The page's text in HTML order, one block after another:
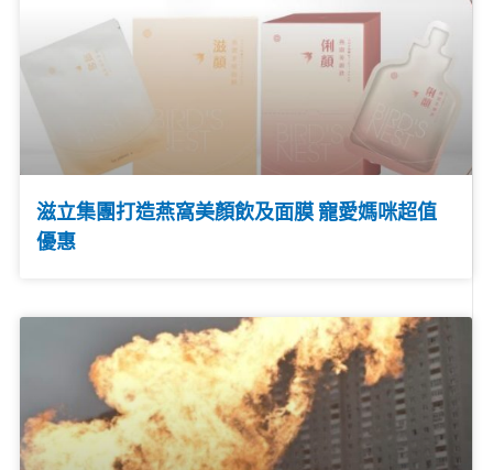
滋立集團打造燕窩美顏飲及面膜 寵愛媽咪超值
優惠